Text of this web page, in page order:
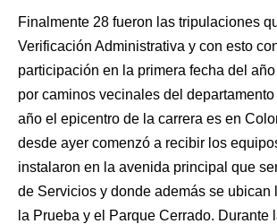
Finalmente 28 fueron las tripulaciones
Verificación Administrativa y con esto
participación en la primera fecha del
por caminos vecinales del
año el epicentro de la carrera es en
desde ayer comenzó a recibir los
instalaron en la avenida principal que
de Servicios y donde además se ubican
la Prueba y el Parque Cerrado. Durante